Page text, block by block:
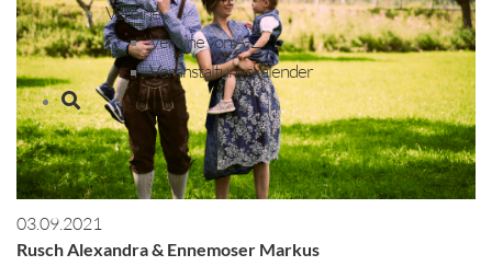
Vereine
Vereine von A-Z
Veranstaltungskalender
03.09.2021
Rusch Alexandra & Ennemoser Markus